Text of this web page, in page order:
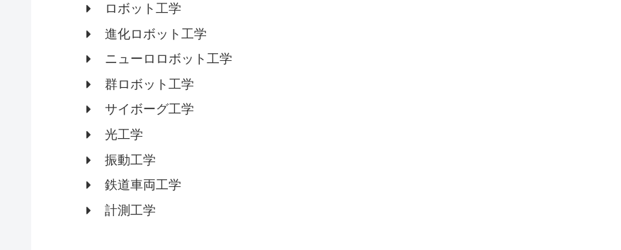
ロボット工学
進化ロボット工学
ニューロロボット工学
群ロボット工学
サイボーグ工学
光工学
振動工学
鉄道車両工学
計測工学